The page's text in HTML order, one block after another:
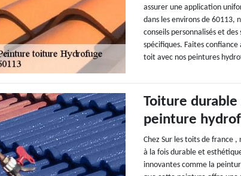
assurer une application
dans les environs de 60113,
conseils personnalisés et
spécifiques. Faites
toit avec nos peintures
Toiture
peinture
Chez Sur les toits de france
à la fois durable et
innovantes comme la